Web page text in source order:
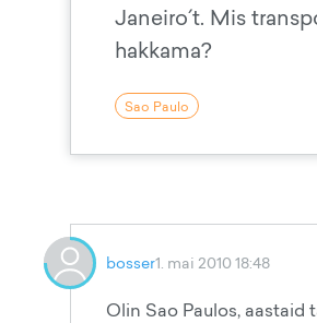
Janeiro´t. Mis
hakkama?
Sao Paulo
bosser1. mai 2010 18:48
Olin Sao Paulos,